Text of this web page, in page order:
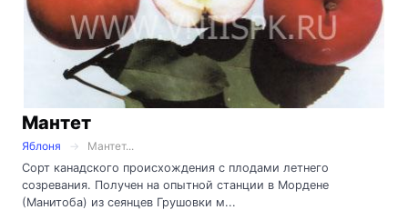
Мантет
Яблоня
Мантет...
Сорт канадского происхождения с плодами летнего
созревания. Получен на опытной станции в Мордене
(Манитоба) из сеянцев Грушовки м...